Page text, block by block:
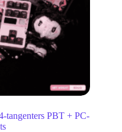
tangenters PBT + PC-